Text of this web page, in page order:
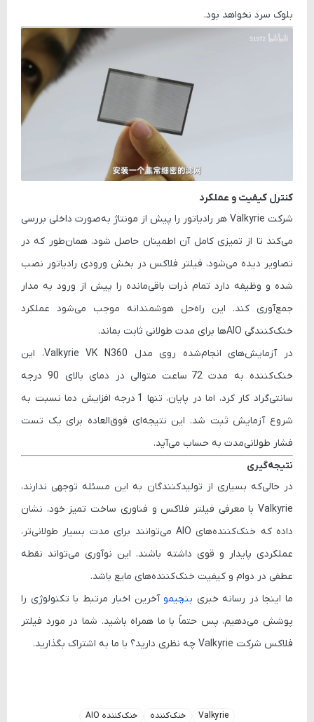
بلوک سرد نخواهد بود.
کنترل کیفیت و عملکرد
شرکت Valkyrie هر رادیاتور را
پیش از مونتاژ به‌صورت داخلی بررسی
می‌کند تا از تمیزی کامل آن اطمینان حاصل شود. همان‌طور که در
تصاویر دیده می‌شود، فیلتر فلاکس در بخش ورودی رادیاتور نصب
شده و وظیفه دارد تمام ذرات باقی‌مانده را پیش از ورود به مدار
جمع‌آوری کند. این راه‌حل هوشمندانه موجب می‌شود عملکرد
خنک‌کنندگی AIOها برای مدت طولانی ثابت بماند
.
در آزمایش‌های انجام‌شده روی مدل Valkyrie VK N360، این
خنک‌کننده به مدت72 ساعت متوالی در دمای بالای
90 درجه
سانتی‌گرادکار کرد، اما در پایان، تنها 1 درجه افزایش دما
نسبت به
شروع آزمایش ثبت شد. این نتیجه‌ای فوق‌العاده برای یک تست
فشار طولانی‌مدت به حساب می‌آید.
نتیجه‌گیری
در حالی‌که بسیاری از تولیدکنندگان به این مسئله توجهی ندارند،
Valkyrie با معرفی فیلتر فلاکس و فناوری ساخت تمیز خود، نشان
داده که
خنک‌کننده‌های AIO می‌توانند برای مدت بسیار طولانی‌تر،
عملکردی پایدار و قوی داشته باشند. این نوآوری می‌تواند نقطه
عطفی در دوام و کیفیت خنک‌کننده‌های مایع باشد.
ما اینجا در رسانه خبری بنچیمو آخرین اخبار مرتبط با تکنولوژی را
پوشش می‌دهیم، پس حتماً با ما همراه باشید. شما در مورد فیلتر
فلاکس شرکت Valkyrie چه نظری دارید؟ با ما به اشتراک بگذارید.
Valkyrie خنک‌کننده خنک‌کننده‌ AIO